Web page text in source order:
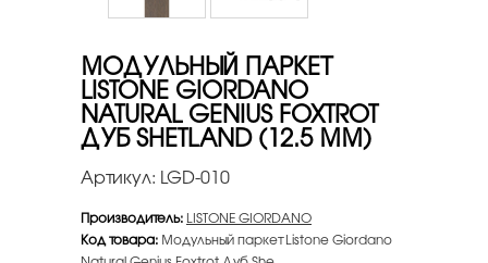
МОДУЛЬНЫЙ ПАРКЕТ
LISTONE GIORDANO
NATURAL GENIUS FOXTROT
ДУБ SHETLAND (12.5 ММ)
Артикул: LGD-010
Производитель: LISTONE GIORDANO
Код товара: Модульный паркет Listone Giordano